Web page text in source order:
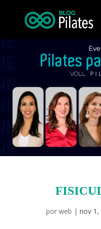
porweb |nov 1,